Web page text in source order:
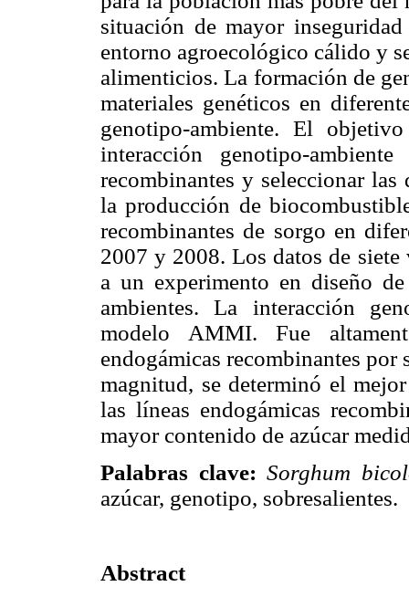
situación de mayor
entorno agroecológico cálido y
alimenticios. La formación de
materiales genéticos en
genotipo-ambiente. El
interacción genotipo-
recombinantes y seleccionar
la producción de
recombinantes de sorgo en
2007 y 2008. Los datos de siete
a un experimento en diseño
ambientes. La interacción
modelo AMMI. Fue
endogámicas recombinantes
magnitud, se determinó el
las líneas endogámicas
mayor contenido de azúcar
Palabras clave: Sorghum
azúcar, genotipo, sobresalientes.
Abstract